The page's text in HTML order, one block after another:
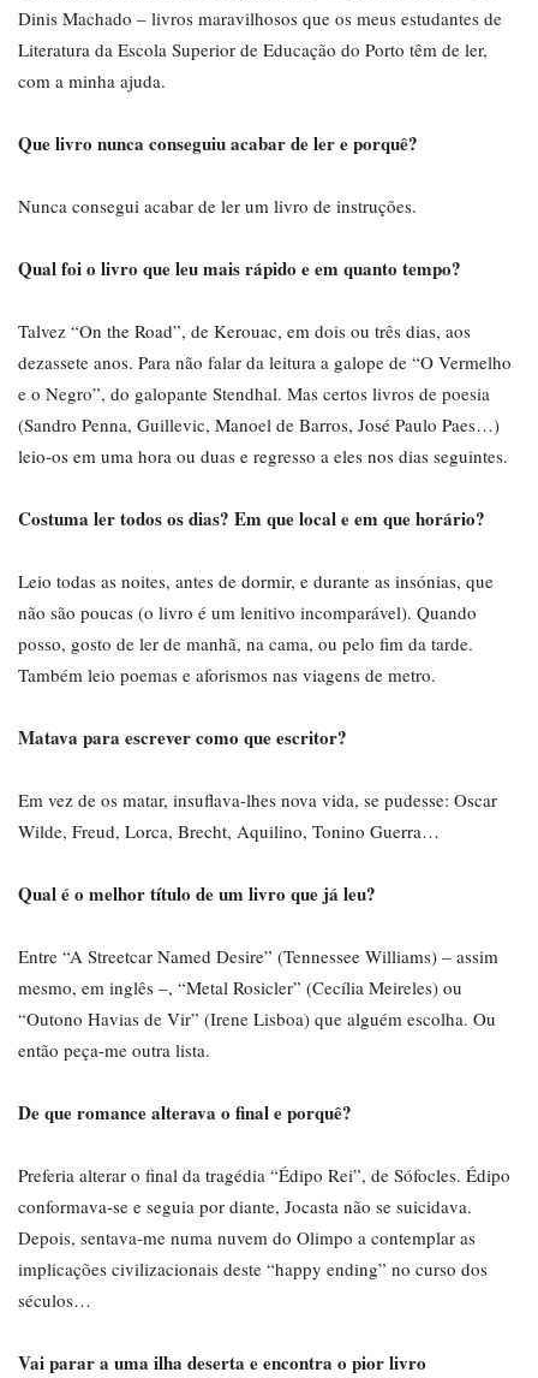
Dinis Machado – livros maravilhosos que os meus estudantes de
Literatura da Escola Superior de Educação do Porto têm de ler,
com a minha ajuda.
Que livro nunca conseguiu acabar de ler e porquê?
Nunca consegui acabar de ler um livro de instruções.
Qual foi o livro que leu mais rápido e em quanto tempo?
Talvez “On the Road”, de Kerouac, em dois ou três dias, aos
dezassete anos. Para não falar da leitura a galope de “O Vermelho
e o Negro”, do galopante Stendhal. Mas certos livros de poesia
(Sandro Penna, Guillevic, Manoel de Barros, José Paulo Paes…)
leio-os em uma hora ou duas e regresso a eles nos dias seguintes.
Costuma ler todos os dias? Em que local e em que horário?
Leio todas as noites, antes de dormir, e durante as insónias, que
não são poucas (o livro é um lenitivo incomparável). Quando
posso, gosto de ler de manhã, na cama, ou pelo fim da tarde.
Também leio poemas e aforismos nas viagens de metro.
Matava para escrever como que escritor?
Em vez de os matar, insuflava-lhes nova vida, se pudesse: Oscar
Wilde, Freud, Lorca, Brecht, Aquilino, Tonino Guerra…
Qual é o melhor título de um livro que já leu?
Entre “A Streetcar Named Desire” (Tennessee Williams) – assim
mesmo, em inglês –, “Metal Rosicler” (Cecília Meireles) ou
“Outono Havias de Vir” (Irene Lisboa) que alguém escolha. Ou
então peça-me outra lista.
De que romance alterava o final e porquê?
Preferia alterar o final da tragédia “Édipo Rei”, de Sófocles. Édipo
conformava-se e seguia por diante, Jocasta não se suicidava.
Depois, sentava-me numa nuvem do Olimpo a contemplar as
implicações civilizacionais deste “happy ending” no curso dos
séculos…
Vai parar a uma ilha deserta e encontra o pior livro